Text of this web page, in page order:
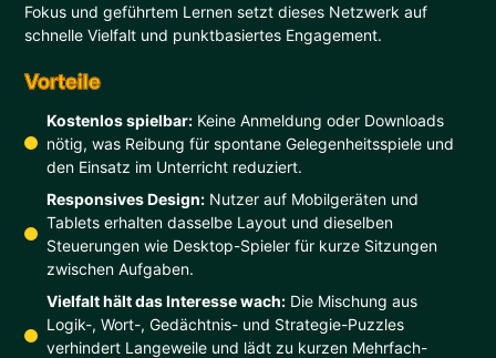
Fokus und geführtem Lernen setzt dieses Netzwerk auf
schnelle Vielfalt und punktbasiertes Engagement.
Vorteile
Kostenlos spielbar: Keine Anmeldung oder Downloads
nötig, was Reibung für spontane Gelegenheitsspiele und
den Einsatz im Unterricht reduziert.
Responsives Design: Nutzer auf Mobilgeräten und
Tablets erhalten dasselbe Layout und dieselben
Steuerungen wie Desktop-Spieler für kurze Sitzungen
zwischen Aufgaben.
Vielfalt hält das Interesse wach: Die Mischung aus
Logik-, Wort-, Gedächtnis- und Strategie-Puzzles
verhindert Langeweile und lädt zu kurzen Mehrfach-